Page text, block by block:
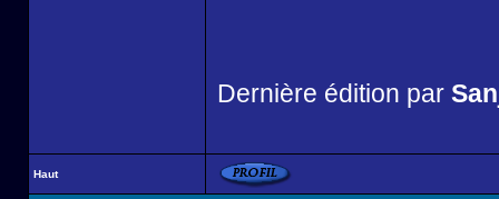
Dernière édition par
Haut